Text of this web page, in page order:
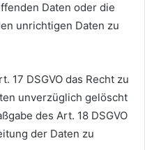
Daten oder die
unrichtigen Daten zu
17 DSGVO das Recht zu
unverzüglich gelöscht
des Art. 18 DSGVO
der Daten zu